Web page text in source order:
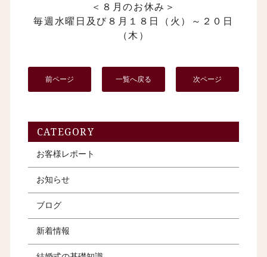
＜８月のお休み＞
毎週水曜日及び８月１８日（火）～２０日
（木）
前ページ 一覧へ戻る 次ページ
CATEGORY
お客様レポート
お知らせ
ブログ
新着情報